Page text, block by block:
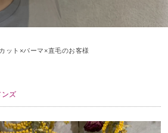
ット×パーマ×直毛のお客様
ンズ